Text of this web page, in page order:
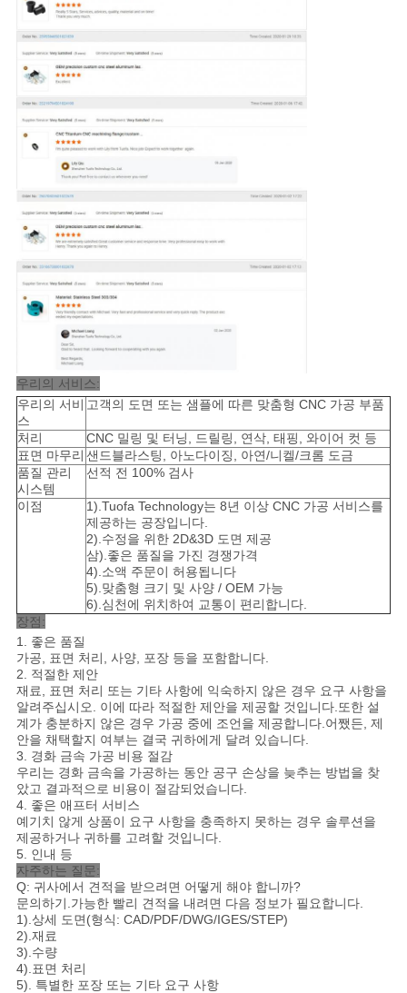
우리의 서비스:
우리의 서비
스
고객의 도면 또는 샘플에 따른 맞춤형 CNC 가공 부품
처리
CNC 밀링 및 터닝, 드릴링, 연삭, 태핑, 와이어 컷 등
표면 마무리 샌드블라스팅, 아노다이징, 아연/니켈/크롬 도금
품질 관리
시스템
선적 전 100% 검사
이점
1).Tuofa Technology는 8년 이상 CNC 가공 서비스를
제공하는 공장입니다.
2).수정을 위한 2D&3D 도면 제공
삼).좋은 품질을 가진 경쟁가격
4).소액 주문이 허용됩니다
5).맞춤형 크기 및 사양 / OEM 가능
6).심천에 위치하여 교통이 편리합니다.
장점:
1. 좋은 품질
가공, 표면 처리, 사양, 포장 등을 포함합니다.
2. 적절한 제안
재료, 표면 처리 또는 기타 사항에 익숙하지 않은 경우 요구 사항을
알려주십시오. 이에 따라 적절한 제안을 제공할 것입니다.또한 설
계가 충분하지 않은 경우 가공 중에 조언을 제공합니다.어쨌든, 제
안을 채택할지 여부는 결국 귀하에게 달려 있습니다.
3. 경화 금속 가공 비용 절감
우리는 경화 금속을 가공하는 동안 공구 손상을 늦추는 방법을 찾
았고 결과적으로 비용이 절감되었습니다.
4. 좋은 애프터 서비스
예기치 않게 상품이 요구 사항을 충족하지 못하는 경우 솔루션을
제공하거나 귀하를 고려할 것입니다.
5. 인내 등
자주하는 질문:
Q: 귀사에서 견적을 받으려면 어떻게 해야 합니까?
문의하기.가능한 빨리 견적을 내려면 다음 정보가 필요합니다.
1).상세 도면(형식: CAD/PDF/DWG/IGES/STEP)
2).재료
3).수량
4).표면 처리
5). 특별한 포장 또는 기타 요구 사항